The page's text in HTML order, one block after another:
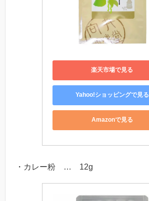
楽天市場で見る
Yahoo!ショッピングで見る
Amazonで見る
・カレー粉 … 12g